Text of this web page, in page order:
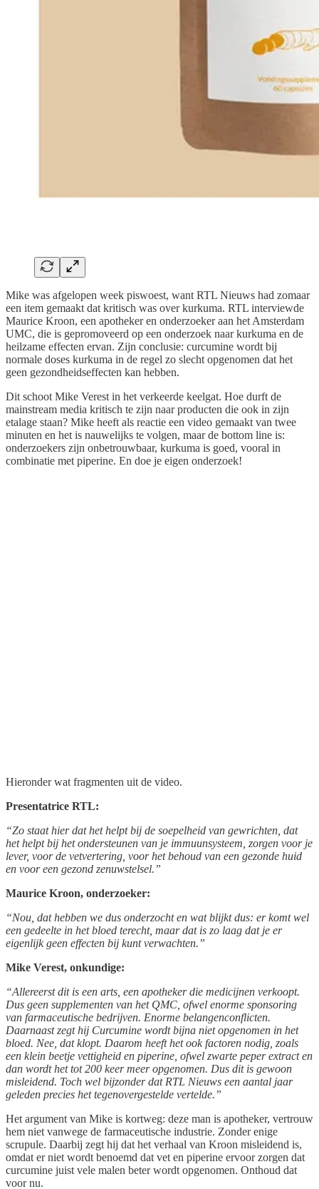
Mike was afgelopen week piswoest, want RTL Nieuws had zomaar
een item gemaakt dat kritisch was over kurkuma. RTL interviewde
Maurice Kroon, een apotheker en onderzoeker aan het Amsterdam
UMC, die is gepromoveerd op een onderzoek naar kurkuma en de
heilzame effecten ervan. Zijn conclusie: curcumine wordt bij
normale doses kurkuma in de regel zo slecht opgenomen dat het
geen gezondheidseffecten kan hebben.
Dit schoot Mike Verest in het verkeerde keelgat. Hoe durft de
mainstream media kritisch te zijn naar producten die ook in zijn
etalage staan? Mike heeft als reactie een video gemaakt van twee
minuten en het is nauwelijks te volgen, maar de bottom line is:
onderzoekers zijn onbetrouwbaar, kurkuma is goed, vooral in
combinatie met piperine. En doe je eigen onderzoek!
Hieronder wat fragmenten uit de video.
Presentatrice RTL:
“Zo staat hier dat het helpt bij de soepelheid van gewrichten, dat
het helpt bij het ondersteunen van je immuunsysteem, zorgen voor je
lever, voor de vetvertering, voor het behoud van een gezonde huid
en voor een gezond zenuwstelsel.”
Maurice Kroon, onderzoeker:
“Nou, dat hebben we dus onderzocht en wat blijkt dus: er komt wel
een gedeelte in het bloed terecht, maar dat is zo laag dat je er
eigenlijk geen effecten bij kunt verwachten.”
Mike Verest, onkundige:
“Allereerst dit is een arts, een apotheker die medicijnen verkoopt.
Dus geen supplementen van het QMC, ofwel enorme sponsoring
van farmaceutische bedrijven. Enorme belangenconflicten.
Daarnaast zegt hij Curcumine wordt bijna niet opgenomen in het
bloed. Nee, dat klopt. Daarom heeft het ook factoren nodig, zoals
een klein beetje vettigheid en piperine, ofwel zwarte peper extract en
dan wordt het tot 200 keer meer opgenomen. Dus dit is gewoon
misleidend. Toch wel bijzonder dat RTL Nieuws een aantal jaar
geleden precies het tegenovergestelde vertelde.”
Het argument van Mike is kortweg: deze man is apotheker, vertrouw
hem niet vanwege de farmaceutische industrie. Zonder enige
scrupule. Daarbij zegt hij dat het verhaal van Kroon misleidend is,
omdat er niet wordt benoemd dat vet en piperine ervoor zorgen dat
curcumine juist vele malen beter wordt opgenomen. Onthoud dat
voor nu.